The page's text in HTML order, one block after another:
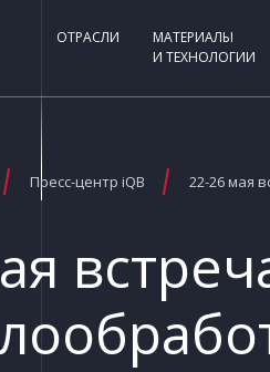
ОТРАСЛИ
МАТЕРИАЛЫ
И ТЕХНОЛОГИИ
Пресс-центр iQB 22-26 мая